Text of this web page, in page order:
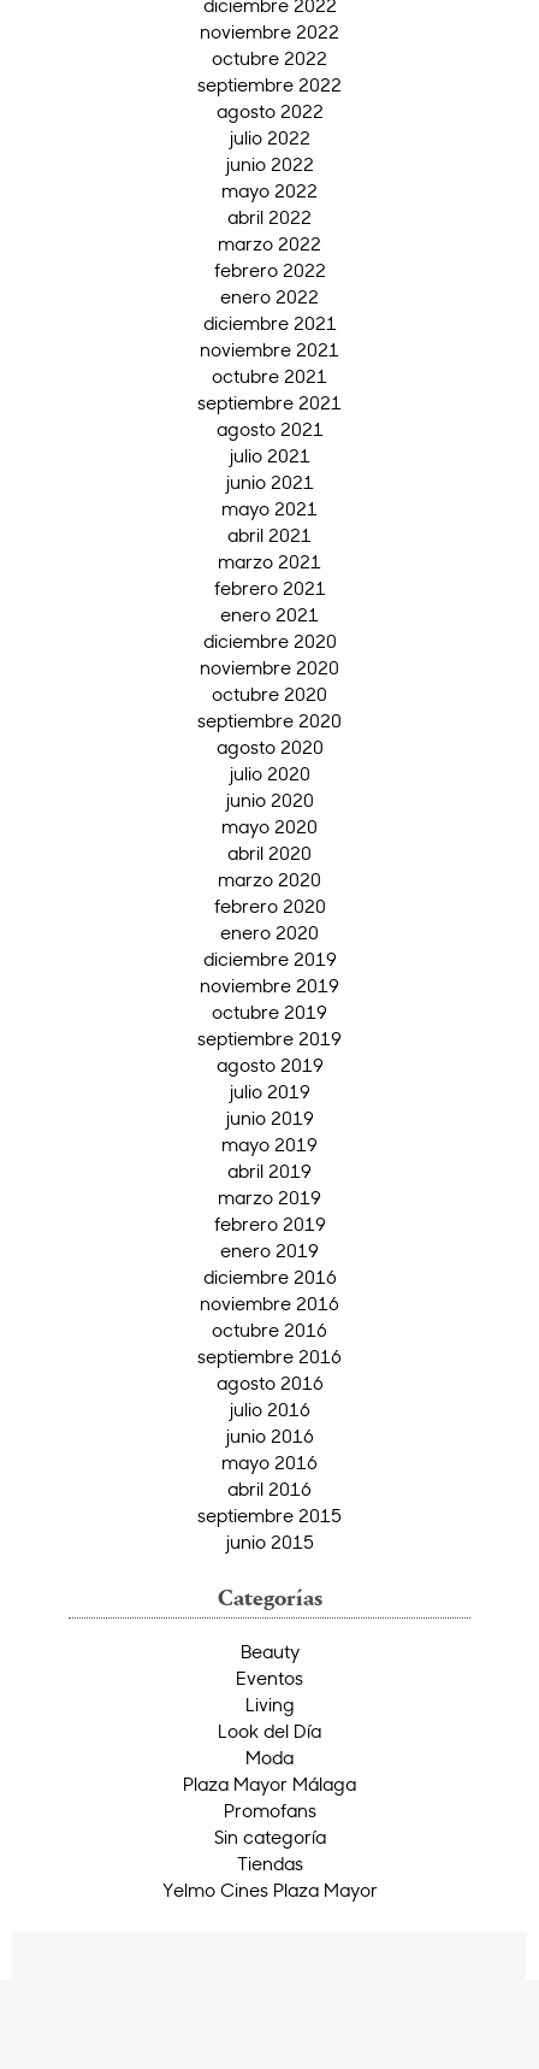
noviembre 2022
octubre 2022
septiembre 2022
agosto 2022
julio 2022
junio 2022
mayo 2022
abril 2022
marzo 2022
febrero 2022
enero 2022
diciembre 2021
noviembre 2021
octubre 2021
septiembre 2021
agosto 2021
julio 2021
junio 2021
mayo 2021
abril 2021
marzo 2021
febrero 2021
enero 2021
diciembre 2020
noviembre 2020
octubre 2020
septiembre 2020
agosto 2020
julio 2020
junio 2020
mayo 2020
abril 2020
marzo 2020
febrero 2020
enero 2020
diciembre 2019
noviembre 2019
octubre 2019
septiembre 2019
agosto 2019
julio 2019
junio 2019
mayo 2019
abril 2019
marzo 2019
febrero 2019
enero 2019
diciembre 2016
noviembre 2016
octubre 2016
septiembre 2016
agosto 2016
julio 2016
junio 2016
mayo 2016
abril 2016
septiembre 2015
junio 2015
Categorías
Beauty
Eventos
Living
Look del Día
Moda
Plaza Mayor Málaga
Promofans
Sin categoría
Tiendas
Yelmo Cines Plaza Mayor